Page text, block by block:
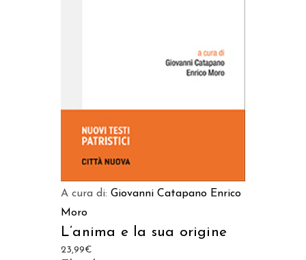
A cura di: Giovanni Catapano Enrico
Moro
L’anima e la sua origine
23,99€